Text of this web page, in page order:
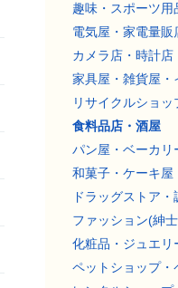
趣味・スポーツ用
電気屋・家電量販
カメラ店・時計店
家具屋・雑貨屋・
リサイクルショッ
食料品店・酒屋
パン屋・ベーカリ
和菓子・ケーキ屋
ドラッグストア・
ファッション(紳
化粧品・ジュエリ
ペットショップ・